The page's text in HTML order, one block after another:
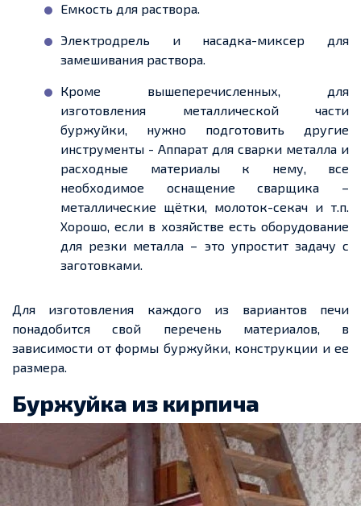
Емкость для раствора.
Электродрель и насадка-миксер для
замешивания раствора.
Кроме вышеперечисленных, для
изготовления металлической части
буржуйки, нужно подготовить другие
инструменты - Аппарат для сварки металла и
расходные материалы к нему, все
необходимое оснащение сварщика –
металлические щётки, молоток-секач и т.п.
Хорошо, если в хозяйстве есть оборудование
для резки металла – это упростит задачу с
заготовками.
Для изготовления каждого из вариантов печи
понадобится свой перечень материалов, в
зависимости от формы буржуйки, конструкции и ее
размера.
Буржуйка из кирпича